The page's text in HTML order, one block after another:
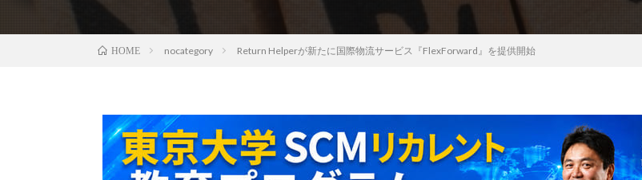
HOME nocategory Return Helperが新たに国際物流サービス『FlexForward』を提供開始